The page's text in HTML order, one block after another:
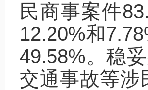
民商事案件
12.20%和
49.58%。稳
交通事故等涉